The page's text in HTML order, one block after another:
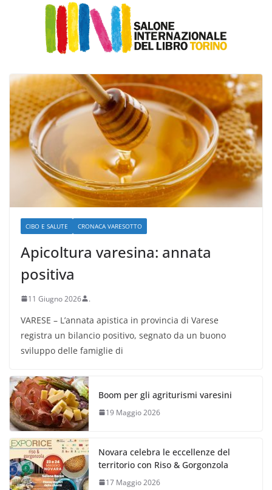
CIBO E SALUTE CRONACA VARESOTTO
Apicoltura varesina: annata
positiva
11 Giugno 2026 .
VARESE – L’annata apistica in provincia di Varese
registra un bilancio positivo, segnato da un buono
sviluppo delle famiglie di
Boom per gli agriturismi varesini
19 Maggio 2026
Novara celebra le eccellenze del
territorio con Riso & Gorgonzola
17 Maggio 2026